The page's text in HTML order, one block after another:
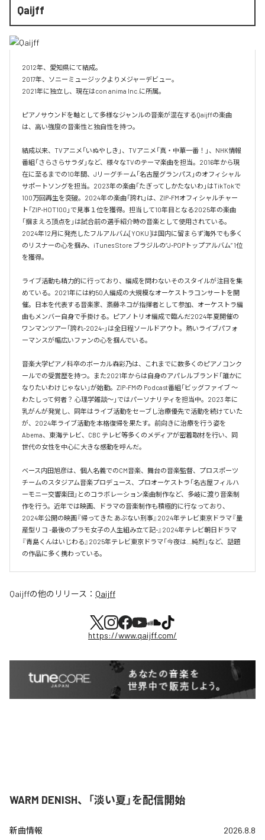
Qaijff
2012年、愛知県にて結成。
2017年、ソニーミュージックよりメジャーデビュー。
2021年に独立し、現在はcon anima Inc.に所属。
ピアノサウンドを軸として多様なジャンルの音楽が混在するQaijffの楽曲
は、高い強度の音楽性と独自性を持つ。
結成以来、TVアニメ「いぬやしき」、TVアニメ「真・中華一番！」、NHK情報
番組「さらさらサラダ」など、様々なTVのテーマ楽曲を担当。2016年から現
在に至るまでの10年間、Jリーグチーム「名古屋グランパス」のオフィシャル
サポートソングを担当。2023年の楽曲「たぎってしかたないわ」はTikTokで
100万回再生を突破。2024年の楽曲「誇れ」は、ZIP-FMオフィシャルチャー
ト「ZIP-HOT100」で見事１位を獲得。担当して10年目となる2025年の楽曲
「掴まえろ頂点を」は試合前の選手紹介時の音楽として使用されている。
2024年12月に発売したフルアルバム[YOKU]は国内に留まらず海外でも多く
のリスナーの心を掴み、iTunes Store ブラジルの”J-POPトップアルバム” 1位
を獲得。
ライブ活動も精力的に行っており、編成を問わないそのスタイルが注目を集
めている。2021年には約50人編成の大規模なオーケストラコンサートを開
催。日本を代表する音楽家、斎藤ネコが指揮者として参加、オーケストラ編
曲もメンバー自身で手掛ける。ピアノトリオ編成で臨んだ2024年夏開催の
ワンマンツアー「誇れ-2024-」は全日程ソールドアウト。熱いライブパフォ
ーマンスが幅広いファンの心を掴んでいる。
音楽大学ピアノ科卒のボーカル森彩乃は、これまでに数多くのピアノコンク
ールでの受賞歴を持つ。また2021年からは自身のアパレルブランド「誰かに
なりたいわけじゃない」が始動。ZIP-FMの Podcast番組「ビッグファイブ 〜
わたしって何者？ 心理学雑談〜」ではパーソナリティを担当中。2023 年に
乳がんが発覚し、同年はライブ活動をセーブし治療優先で活動を続けていた
が、2024年ライブ活動を本格復帰を果たす。前向きに治療を行う姿を
Abema、東海テレビ、CBC テレビ等多くのメディアが密着取材を行い、同
世代の女性を中心に大きな感動を呼んだ。
ベース内田旭彦は、個人名義でのCM音楽、舞台の音楽監督、プロスポーツ
チームのスタジアム音楽プロデュース、プロオーケストラ「名古屋フィルハ
ーモニー交響楽団」とのコラボレーション楽曲制作など、多岐に渡り音楽制
作を行う。近年では映画、ドラマの音楽制作も積極的に行なっており、
2024年公開の映画『帰ってきた あぶない刑事』2024年テレビ東京ドラマ『量
産型リコ -最後のプラモ女子の人生組み立て記-』2024年テレビ朝日ドラマ
『青島くんはいじわる』2025年テレビ東京ドラマ「今夜は…純烈」など、話題
の作品に多く携わっている。
Qaijffの他のリリース： Qaijff
https://www.qaijff.com/
WARM DENISH、「淡い夏」を配信開始
新曲情報 2026.8.8